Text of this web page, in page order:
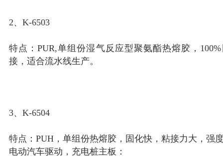
2、K-6503
特点：PUR,单组份湿气反应型聚氨酯热熔胶，
接，适合流水线生产。
3、K-6504
特点：PUH，单组份热熔胶，固化快，粘接力大，强
电动汽车驱动，充电桩主板：